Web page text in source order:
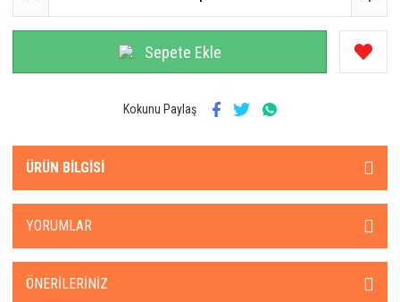
Sepete Ekle
Kokunu Paylaş
ÜRÜN BILGISI
YORUMLAR
ÖNERILERINIZ